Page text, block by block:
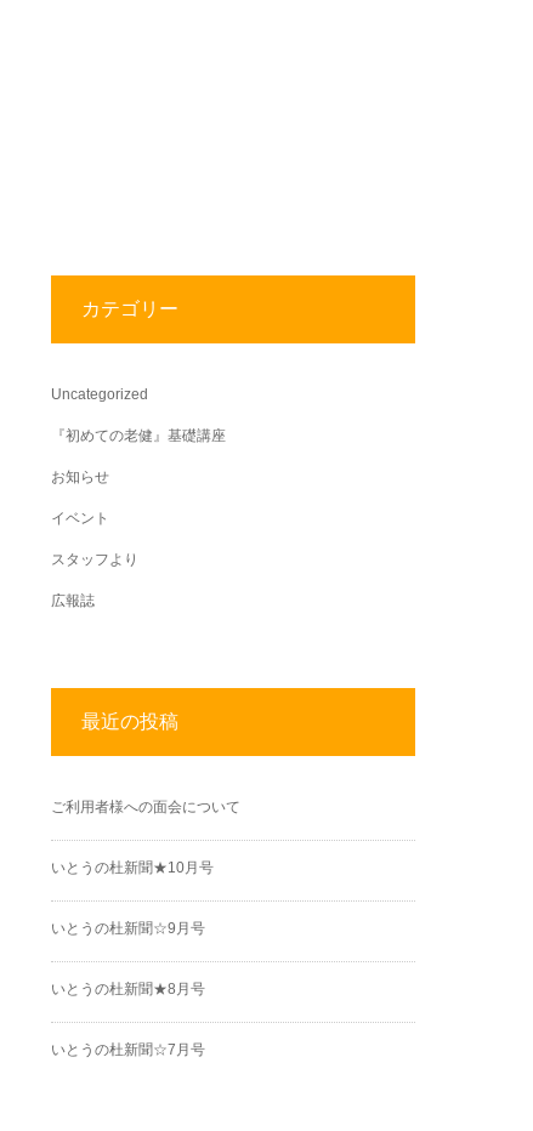
カテゴリー
Uncategorized
『初めての老健』基礎講座
お知らせ
イベント
スタッフより
広報誌
最近の投稿
ご利用者様への面会について
いとうの杜新聞★10月号
いとうの杜新聞☆9月号
いとうの杜新聞★8月号
いとうの杜新聞☆7月号